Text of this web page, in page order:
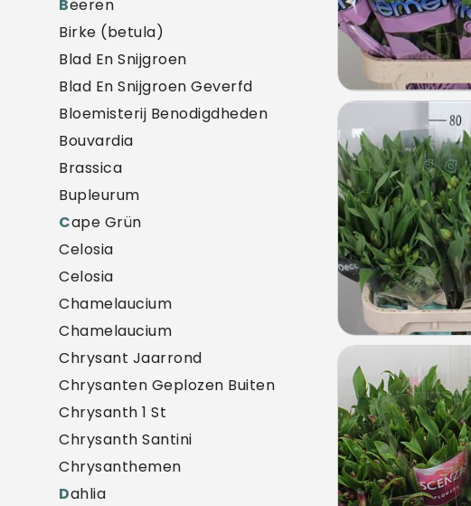
Beeren
Birke (betula)
Blad En Snijgroen
Blad En Snijgroen Geverfd
Bloemisterij Benodigdheden
Bouvardia
Brassica
Bupleurum
Cape Grün
Celosia
Celosia
Chamelaucium
Chamelaucium
Chrysant Jaarrond
Chrysanten Geplozen Buiten
Chrysanth 1 St
Chrysanth Santini
Chrysanthemen
Dahlia
Alstroemeria
U moet
Alstroemeria
U moet